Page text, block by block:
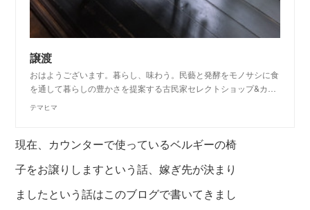
譲渡
おはようございます。暮らし、味わう。民藝と発酵をモノサシに食
を通して暮らしの豊かさを提案する古民家セレクトショップ&カ…
テマヒマ
現在、カウンターで使っているベルギーの椅
子をお譲りしますという話、嫁ぎ先が決まり
ましたという話はこのブログで書いてきまし